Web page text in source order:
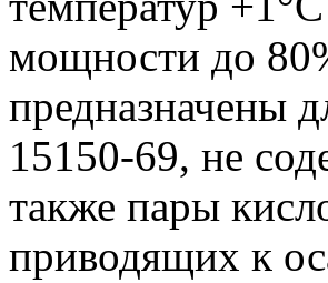
мощности до
предназначены
15150-69, не
также пары
приводящих к